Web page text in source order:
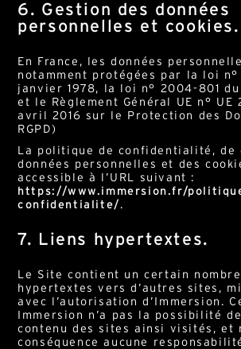
6. Gestion des données
personnelles et cookies.
En France, les données
notamment protégées par la loi
janvier 1978, la loi n° 2004-801
et le Règlement Général UE n° UE
avril 2016 sur le Protection des
RGPD)
La politique de confidentialité, de
données personnelles et des
accessible à l’URL suivant :
https://www.immersion.fr/
confidentialite/ .
7. Liens hypertextes.
Le Site contient un certain
hypertextes vers d’autres sites,
avec l’autorisation d’Immersion.
Immersion n’a pas la possibilité
contenu des sites ainsi visités, et
conséquence aucune